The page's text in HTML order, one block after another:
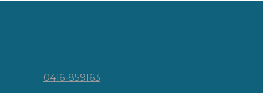
0416-859163